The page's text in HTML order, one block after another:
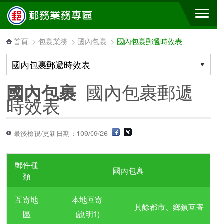
跳到主要內容區塊
首頁 >包裹業務 > 國內包裹 > 國內包裹郵遞時效表
國內包裹 國內包裹郵遞
時效表
最後檢視/更新日期：109/09/26
郵件種
類
國內包裹
互寄地
區
本地互寄
(說明1)
其餘都市、鄉鎮互寄